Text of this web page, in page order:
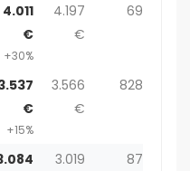
4.011
€
+30%
4.197
€
69
€
+15%
3.566
€
828
3.019
87